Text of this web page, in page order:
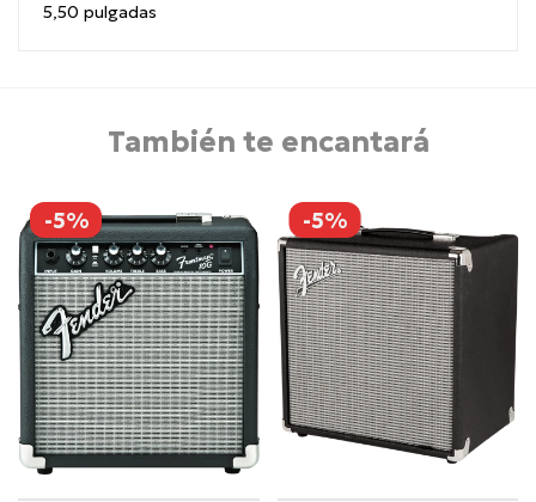
5,50 pulgadas
También te encantará
-5% -5%